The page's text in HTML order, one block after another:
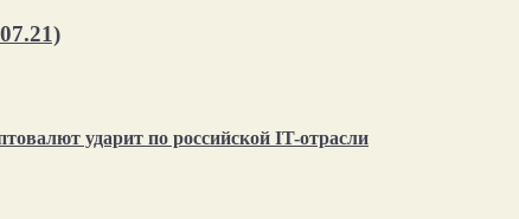
ударит по российской IT-отрасли